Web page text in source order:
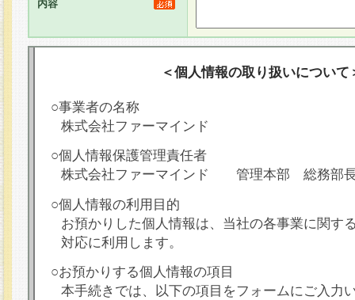
内容
＜個人情報の取り扱いについて
○事業者の名称
株式会社ファーマインド
○個人情報保護管理責任者
株式会社ファーマインド 管理本部 総務部
○個人情報の利用目的
お預かりした個人情報は、当社の各事業に関す
対応に利用します。
○お預かりする個人情報の項目
本手続きでは、以下の項目をフォームにご入力